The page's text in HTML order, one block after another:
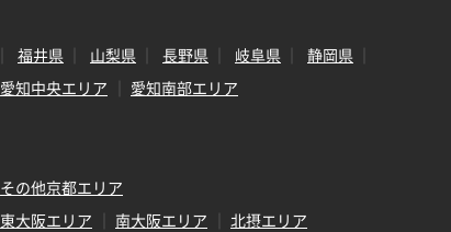
福井県 山梨県 長野県 岐阜県
静岡県
愛知中央エリア
愛知南部エリア
その他京都エリア
東大阪エリア 南大阪エリア
北摂エリア